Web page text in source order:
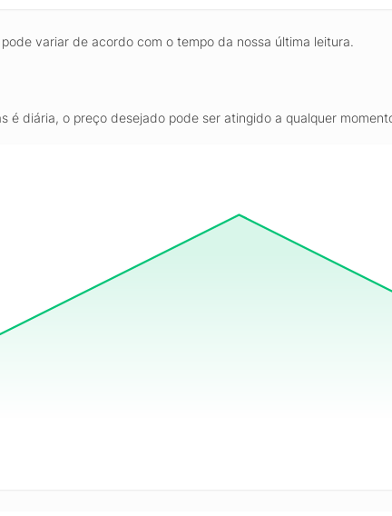
variar de acordo com o tempo da nossa última leitura.
é diária, o preço desejado pode ser atingido a qualquer